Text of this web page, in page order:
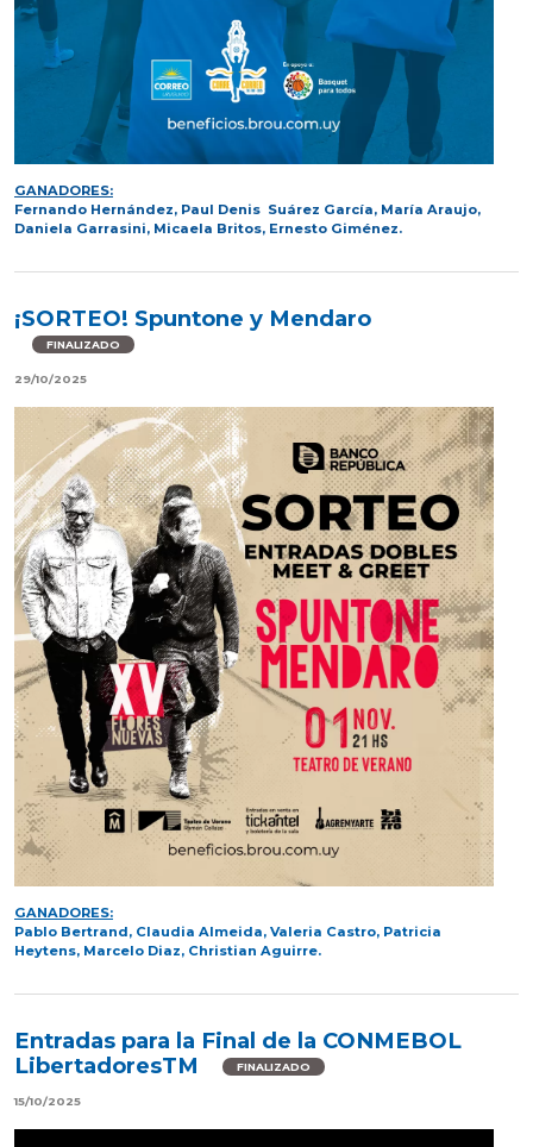
GANADORES:
Fernando Hernández, Paul Denis Suárez García, María Araujo,
Daniela Garrasini, Micaela Britos, Ernesto Giménez.
¡SORTEO! Spuntone y Mendaro
FINALIZADO
29/10/2025
GANADORES:
Pablo Bertrand, Claudia Almeida, Valeria Castro, Patricia
Heytens, Marcelo Diaz, Christian Aguirre.
Entradas para la Final de la CONMEBOL
LibertadoresTM
FINALIZADO
15/10/2025